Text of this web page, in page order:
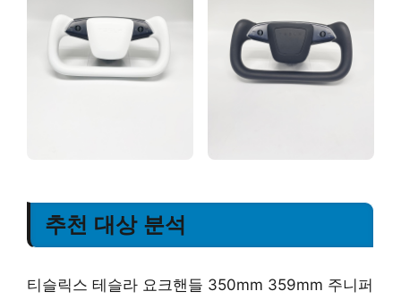
추천 대상 분석
티슬릭스 테슬라 요크핸들 350mm 359mm 주니퍼